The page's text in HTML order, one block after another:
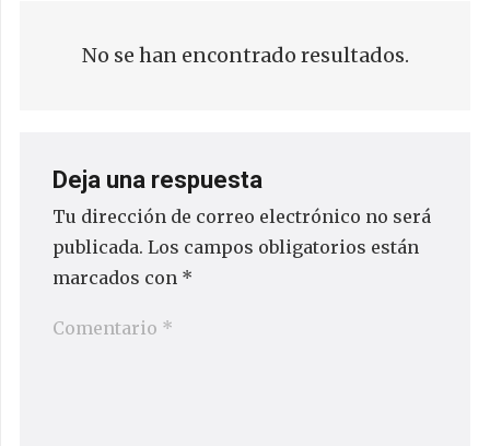
No se han encontrado resultados.
Deja una respuesta
Tu dirección de correo electrónico no será
publicada. Los campos obligatorios están
marcados con *